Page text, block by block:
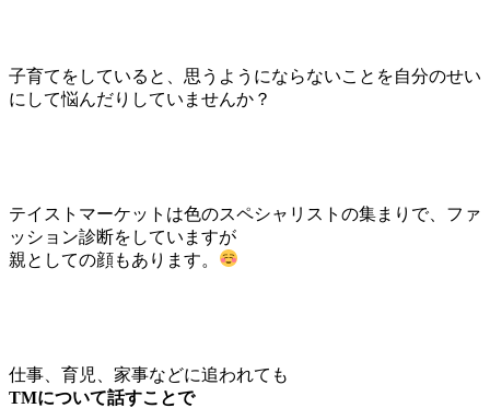
子育てをしていると、思うようにならないことを自分のせい
にして悩んだりしていませんか？
テイストマーケットは色のスペシャリストの集まりで、ファ
ッション診断をしていますが
親としての顔もあります。
仕事、育児、家事などに追われても
TMについて話すことで